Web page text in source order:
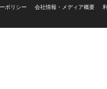
ポリシー 会社情報・メディア概要